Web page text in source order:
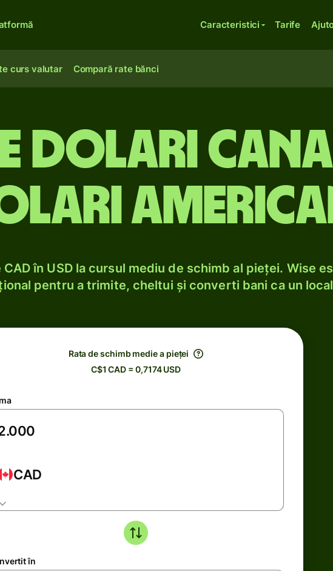
Caracteristici Tarife
curs valutar Compară rate bănci
dolari
în USD la cursul mediu de schimb al pieței. Wise
pentru a trimite, cheltui și converti bani ca un
Rata de schimb medie a pieței
C$1 CAD = 0,7174 USD
CAD
în